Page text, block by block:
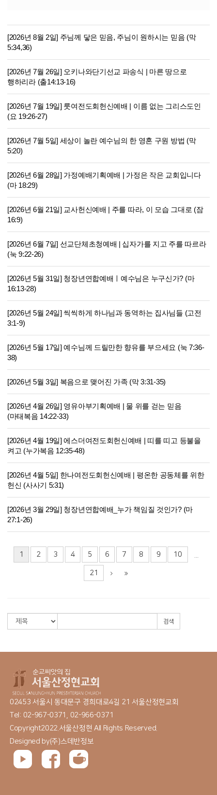
[2026년 8월 2일] 주님께 닿은 믿음, 주님이 원하시는 믿음 (막
5:34,36)
[2026년 7월 26일] 오키나와단기선교 파송식 | 마른 땅으로
행하리라 (출14:13-16)
[2026년 7월 19일] 룻여전도회헌신예배 | 이름 없는 그리스도인
(요 19:26-27)
[2026년 7월 5일] 세상이 놀란 예수님의 한 영혼 구원 방법 (막
5:20)
[2026년 6월 28일] 가정예배기획예배 | 가정은 작은 교회입니다
(마 18:29)
[2026년 6월 21일] 교사헌신예배 | 주를 따라, 이 모습 그대로 (잠
16:9)
[2026년 6월 7일] 선교단체초청예배 | 십자가를 지고 주를 따르라
(눅 9:22-26)
[2026년 5월 31일] 청장년연합예배ㅣ예수님은 누구신가? (마
16:13-28)
[2026년 5월 24일] 씩씩하게 하나님과 동역하는 집사님들 (고전
3:1-9)
[2026년 5월 17일] 예수님께 드릴만한 향유를 부으세요 (눅 7:36-
38)
[2026년 5월 3일] 복음으로 맺어진 가족 (막 3:31-35)
[2026년 4월 26일] 영유아부기획예배 | 물 위를 걷는 믿음
(마태복음 14:22-33)
[2026년 4월 19일] 에스더여전도회헌신예배 | 띠를 띠고 등불을
켜고 (누가복음 12:35-48)
[2026년 4월 5일] 한나여전도회헌신예배 | 평온한 공동체를 위한
헌신 (사사기 5:31)
[2026년 3월 29일] 청장년연합예배_누가 책임질 것인가? (마
27:1-26)
1 2 3 4 5 6 7 8 9 10
21
검색
02453 서울시 동대문구 경희대로4길 21 서울산정현교회
Tel: 02-967-0371, 02-966-0371
Copyright2022.서울산정현 All Rights Reserved.
Designed by(주)스데반정보